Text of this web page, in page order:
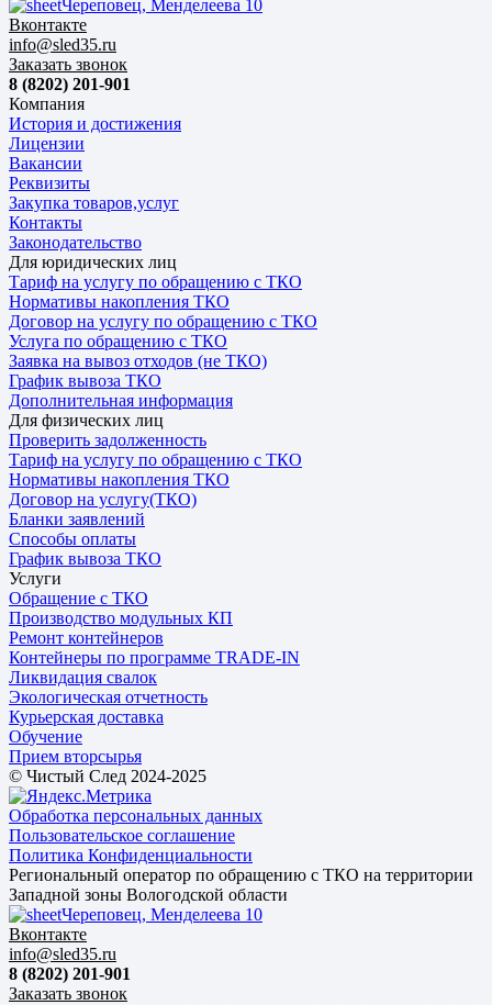
Череповец, Менделеева 10
Вконтакте
info@sled35.ru
Заказать звонок
8 (8202) 201-901
Компания
История и достижения
Лицензии
Вакансии
Реквизиты
Закупка товаров,услуг
Контакты
Законодательство
Для юридических лиц
Тариф на услугу по обращению с ТКО
Нормативы накопления ТКО
Договор на услугу по обращению с ТКО
Услуга по обращению с ТКО
Заявка на вывоз отходов (не ТКО)
График вывоза ТКО
Дополнительная информация
Для физических лиц
Проверить задолженность
Тариф на услугу по обращению с ТКО
Нормативы накопления ТКО
Договор на услугу(ТКО)
Бланки заявлений
Способы оплаты
График вывоза ТКО
Услуги
Обращение с ТКО
Производство модульных КП
Ремонт контейнеров
Контейнеры по программе TRADE-IN
Ликвидация свалок
Экологическая отчетность
Курьерская доставка
Обучение
Прием вторсырья
© Чистый След 2024-2025
Обработка персональных данных
Пользовательское соглашение
Политика Конфиденциальности
Региональный оператор по обращению с ТКО на территории
Западной зоны Вологодской области
Череповец, Менделеева 10
Вконтакте
info@sled35.ru
8 (8202) 201-901
Заказать звонок